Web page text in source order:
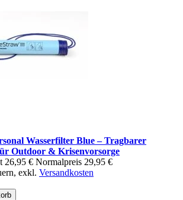
Wasserfilter Blue – Tragbarer
Outdoor & Krisenvorsorge
26,95 € Normalpreis 29,95 €
, exkl. Versandkosten